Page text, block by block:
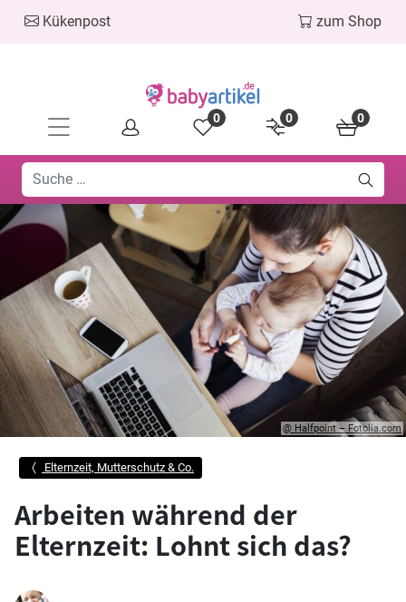
Kükenpost zum Shop
0
0
0
@ Halfpoint – Fotolia.com
Elternzeit, Mutterschutz & Co.
Arbeiten während der
Elternzeit: Lohnt sich das?